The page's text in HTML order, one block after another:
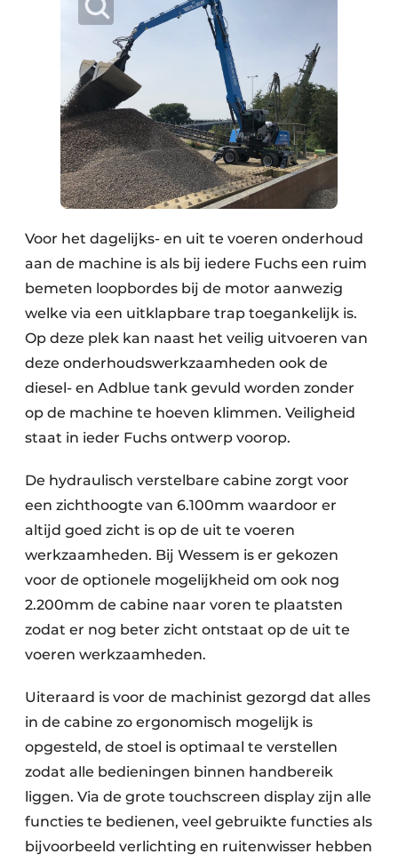
Voor het dagelijks- en uit te voeren onderhoud
aan de machine is als bij iedere Fuchs een ruim
bemeten loopbordes bij de motor aanwezig
welke via een uitklapbare trap toegankelijk is.
Op deze plek kan naast het veilig uitvoeren van
deze onderhoudswerkzaamheden ook de
diesel- en Adblue tank gevuld worden zonder
op de machine te hoeven klimmen. Veiligheid
staat in ieder Fuchs ontwerp voorop.
De hydraulisch verstelbare cabine zorgt voor
een zichthoogte van 6.100mm waardoor er
altijd goed zicht is op de uit te voeren
werkzaamheden. Bij Wessem is er gekozen
voor de optionele mogelijkheid om ook nog
2.200mm de cabine naar voren te plaatsten
zodat er nog beter zicht ontstaat op de uit te
voeren werkzaamheden.
Uiteraard is voor de machinist gezorgd dat alles
in de cabine zo ergonomisch mogelijk is
opgesteld, de stoel is optimaal te verstellen
zodat alle bedieningen binnen handbereik
liggen. Via de grote touchscreen display zijn alle
functies te bedienen, veel gebruikte functies als
bijvoorbeeld verlichting en ruitenwisser hebben